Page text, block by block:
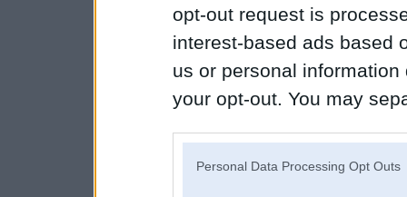
opt-out request is
interest-based ads based
us or personal
your opt-out. You may
Personal Data Processing Opt Outs